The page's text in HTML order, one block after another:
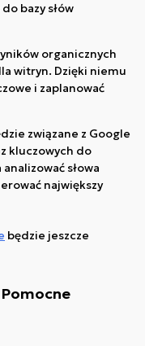
bazy słów
organicznych
witryn. Dzięki niemu
i zaplanować
związane z Google
kluczowych do
słowa
największy
będzie jeszcze